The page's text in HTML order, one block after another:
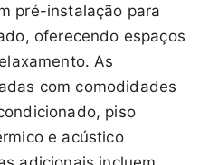
pré-instalação para
oferecendo espaços
As
com comodidades
piso
e acústico